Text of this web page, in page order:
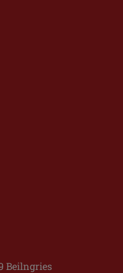
Beilngries